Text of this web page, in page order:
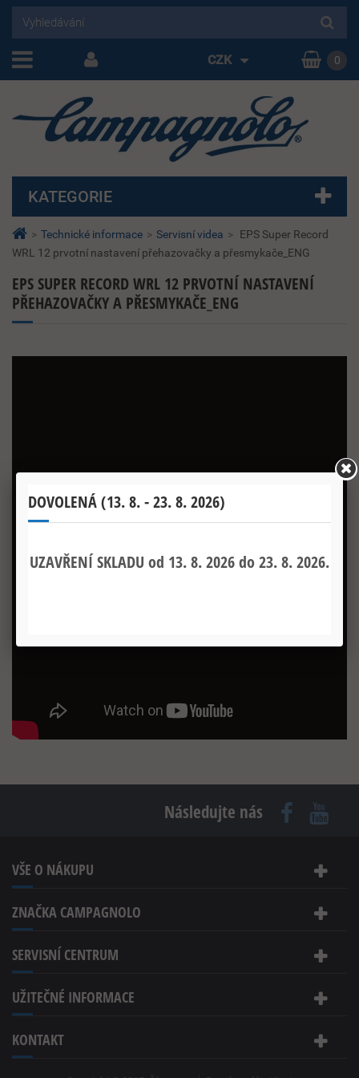
> Technické informace > Servisní videa >
EPS Super Record
WRL 12 prvotní nastavení přehazovačky a přesmykače_ENG
EPS SUPER RECORD WRL 12 PRVOTNÍ NASTAVENÍ
PŘEHAZOVAČKY A PŘESMYKAČE_ENG
KATEGORIE
CZK 0
Následujte nás
VŠE O NÁKUPU
ZNAČKA CAMPAGNOLO
SERVISNÍ CENTRUM
UŽITEČNÉ INFORMACE
KONTAKT